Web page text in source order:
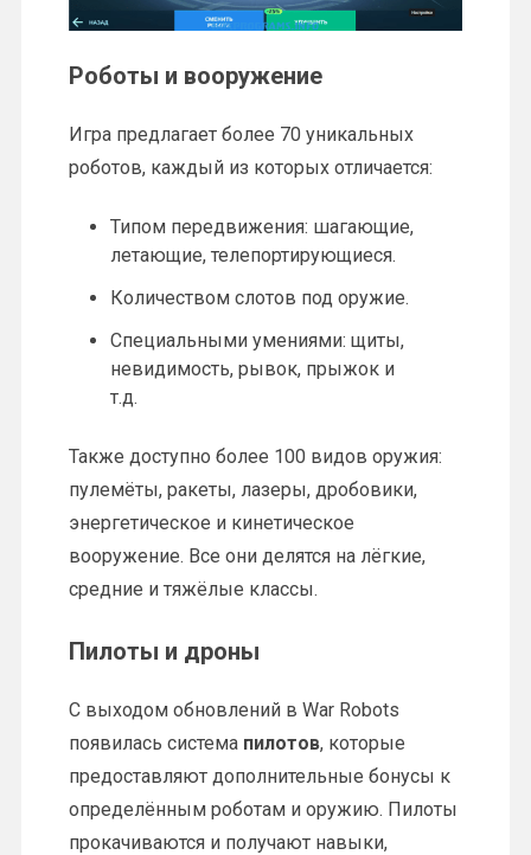
Роботы и вооружение
Игра предлагает более 70 уникальных
роботов, каждый из которых отличается:
Типом передвижения: шагающие,
летающие, телепортирующиеся.
Количеством слотов под оружие.
Специальными умениями: щиты,
невидимость, рывок, прыжок и
т.д.
Также доступно более 100 видов оружия:
пулемёты, ракеты, лазеры, дробовики,
энергетическое и кинетическое
вооружение. Все они делятся на лёгкие,
средние и тяжёлые классы.
Пилоты и дроны
С выходом обновлений в War Robots
появилась система пилотов, которые
предоставляют дополнительные бонусы к
определённым роботам и оружию. Пилоты
прокачиваются и получают навыки,